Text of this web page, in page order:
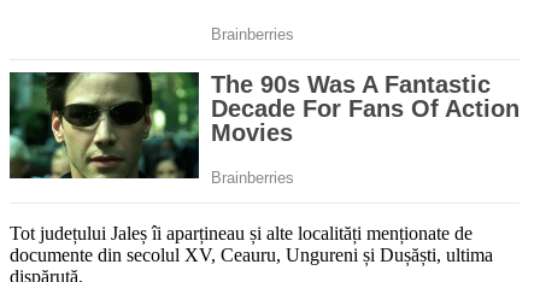
Tot județului Jaleș îi aparțineau și alte localități menționate de
documente din secolul XV, Ceauru, Ungureni și Dușăști, ultima
dispărută.